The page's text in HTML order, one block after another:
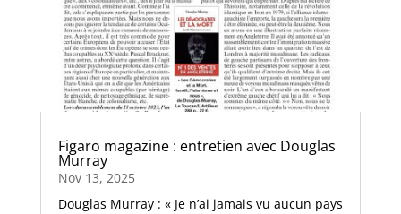
Figaro magazine : entretien avec Douglas
Murray
Nov 13, 2025
Douglas Murray : « Je n’ai jamais vu aucun pays